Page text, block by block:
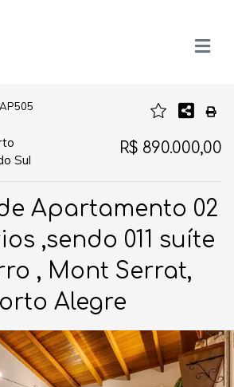
Sul
R$ 890.000,00
Apartamento 02
,sendo 011 suíte
, Mont Serrat,
Alegre